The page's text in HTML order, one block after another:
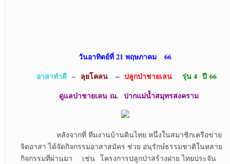
วันอาทิตย์ที่ 21 พฤษภาคม 66
อาสาทำดี – ลุยโคลน– ปลูกป่าชายเลน
รุ่น 4 ปี 66
ดูแลป่าชายเลน ณ. ปากแม่น้ำสมุทรสงคราม
หลังจากที่ ทีมงานบ้านดินไทย หนึ่งในสมาชิกเครือข่าย
จิตอาสา ได้จัดกิจกรรมอาสาสมัคร ช่วย อนุรักษ์ธรรมชาติในหลาย
กิจกรรมที่ผ่านมา เช่น โครงการปลูกป่าสร้างฝาย ไทยประจัน